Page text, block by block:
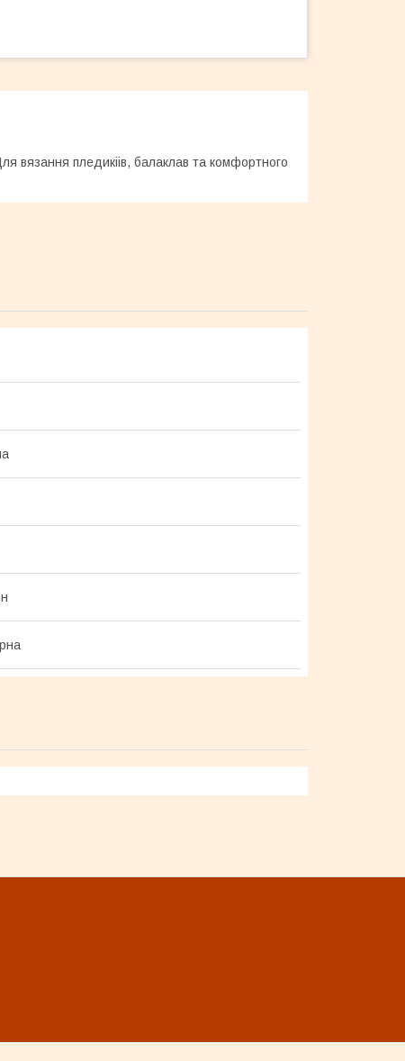
вязання пледикіів, балаклав та комфортного